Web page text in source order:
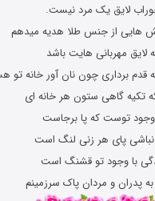
لایق یک مرد نیست.
هایی از جنس طلا هدیه میدهم
لایق مهربانی هایت باشد
قدم برداری چون نان آور خانه تو
تکیه گاهى ستون هر خانه ای
وجود توست که پا برجاست
نباشی پای هر زنی لنگ است
با وجود تو قشنگ است
پدران و مردان پاک سرزمینم